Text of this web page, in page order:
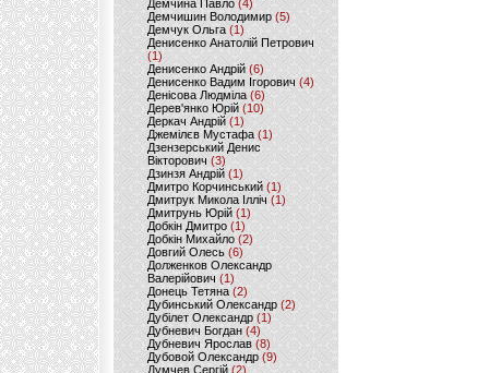
Демчина Павло (4)
Демчишин Володимир (5)
Демчук Ольга(1)
Денисенко Анатолій Петрович
(1)
Денисенко Андрій (6)
Денисенко Вадим Ігорович (4)
Денісова Людміла(6)
Дерев'янко Юрій(10)
Деркач Андрій(1)
Джемілєв Мустафа (1)
Дзензерський Денис
Вікторович (3)
Дзинзя Андрій (1)
Дмитро Корчинський (1)
Дмитрук Микола Ілліч (1)
Дмитрунь Юрій (1)
Добкін Дмитро(1)
Добкін Михайло (2)
Довгий Олесь (6)
Долженков Олександр
Валерійович (1)
Донець Тетяна (2)
Дубинський Олександр(2)
Дубілет Олександр (1)
Дубневич Богдан (4)
Дубневич Ярослав (8)
Дубовой Олександр(9)
Думчев Сергій (2)